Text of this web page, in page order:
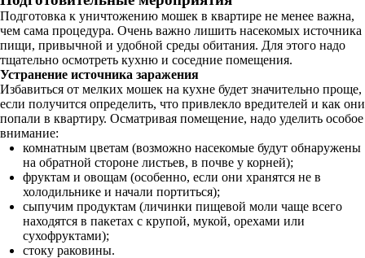
Подготовка к уничтожению мошек в квартире не менее важна,
чем сама процедура. Очень важно лишить насекомых источника
пищи, привычной и удобной среды обитания. Для этого надо
тщательно осмотреть кухню и соседние помещения.
Устранение источника заражения
Избавиться от мелких мошек на кухне будет значительно проще,
если получится определить, что привлекло вредителей и как они
попали в квартиру. Осматривая помещение, надо уделить особое
внимание:
комнатным цветам (возможно насекомые будут обнаружены
на обратной стороне листьев, в почве у корней);
фруктам и овощам (особенно, если они хранятся не в
холодильнике и начали портиться);
сыпучим продуктам (личинки пищевой моли чаще всего
находятся в пакетах с крупой, мукой, орехами или
сухофруктами);
стоку раковины.